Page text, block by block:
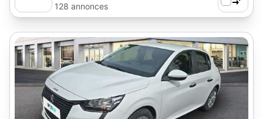
128 annonces